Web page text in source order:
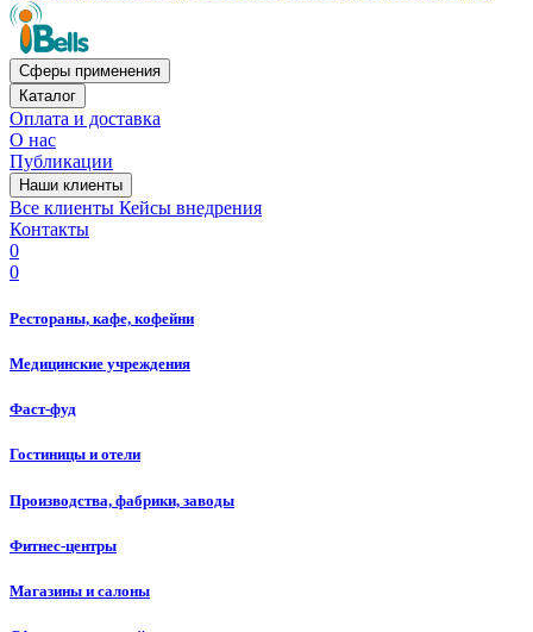
Сферы применения
Каталог
Оплата и доставка
О нас
Публикации
Наши клиенты
Все клиенты Кейсы внедрения
Контакты
0
0
Рестораны, кафе, кофейни
Медицинские учреждения
Фаст-фуд
Гостиницы и отели
Производства, фабрики, заводы
Фитнес-центры
Магазины и салоны